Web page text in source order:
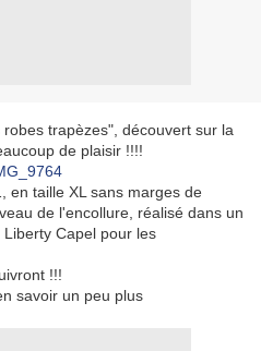
trapèzes", découvert sur la
de plaisir !!!!
en taille XL sans marges de
de l'encollure, réalisé dans un
Capel pour les
!!!
savoir un peu plus